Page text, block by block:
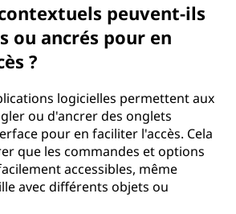
peuvent-ils
ou ancrés pour en
?
logicielles permettent aux
ou d'ancrer des onglets
pour en faciliter l'accès. Cela
que les commandes et options
accessibles, même
avec différents objets ou